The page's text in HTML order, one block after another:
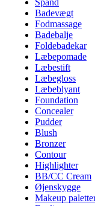
Spand
Badevægt
Fodmassage
Badebalje
Foldebadekar
Læbepomade
Læbestift
Læbegloss
Læbeblyant
Foundation
Concealer
Pudder
Blush
Bronzer
Contour
Highlighter
BB/CC Cream
Øjenskygge
Makeup